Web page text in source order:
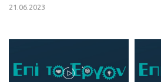
21.06.2023